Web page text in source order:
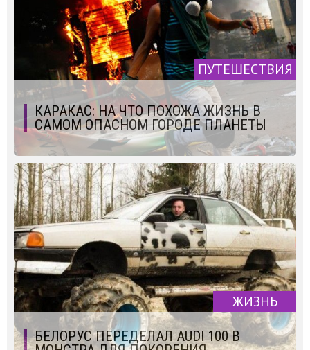
ПУТЕШЕСТВИЯ
КАРАКАС: НА ЧТО ПОХОЖА ЖИЗНЬ В
САМОМ ОПАСНОМ ГОРОДЕ ПЛАНЕТЫ
ЖИЗНЬ
БЕЛОРУС ПЕРЕДЕЛАЛ AUDI 100 В